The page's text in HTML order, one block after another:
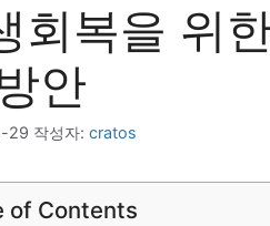
회복을 위
안
29 작성자: cratos
of Contents